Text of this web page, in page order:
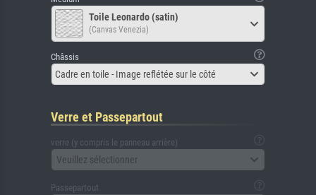
Toile Leonardo (satin)
(Canvas Venezia)
Châssis
Cadre en toile - Image reflétée sur le côté
Verre et Passepartout
verre (y compris le panneau arrière)
Veuillez sélectionner
Passepartout